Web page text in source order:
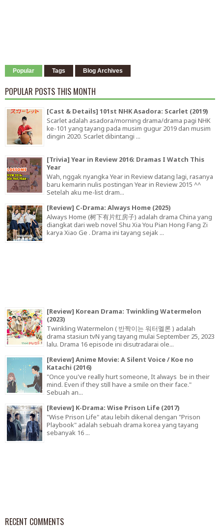
Popular Tags Blog Archives
POPULAR POSTS THIS MONTH
[Cast & Details] 101st NHK Asadora: Scarlet (2019)
Scarlet adalah asadora/morning drama/drama pagi NHK
ke-101 yang tayang pada musim gugur 2019 dan musim
dingin 2020. Scarlet dibintangi ...
[Trivia] Year in Review 2016: Dramas I Watch This
Year
Wah, nggak nyangka Year in Review datang lagi, rasanya
baru kemarin nulis postingan Year in Review 2015 ^^
Setelah aku me-list dram...
[Review] C-Drama: Always Home (2025)
Always Home (树下有片红房子) adalah drama China yang
diangkat dari web novel Shu Xia You Pian Hong Fang Zi
karya Xiao Ge . Drama ini tayang sejak ...
[Review] Korean Drama: Twinkling Watermelon
(2023)
Twinkling Watermelon ( 반짝이는 워터멜론 ) adalah
drama stasiun tvN yang tayang mulai September 25, 2023
lalu. Drama 16 episode ini disutradarai ole...
[Review] Anime Movie: A Silent Voice / Koe no
Katachi (2016)
"Once you've really hurt someone, It always be in their
mind. Even if they still have a smile on their face."
Sebuah an...
[Review] K-Drama: Wise Prison Life (2017)
"Wise Prison Life" atau lebih dikenal dengan "Prison
Playbook" adalah sebuah drama korea yang tayang
sebanyak 16 ...
RECENT COMMENTS